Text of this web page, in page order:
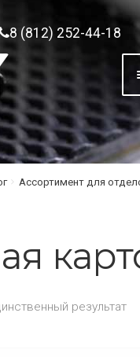
8 (812) 252-44-18
Ассортимент для
результат